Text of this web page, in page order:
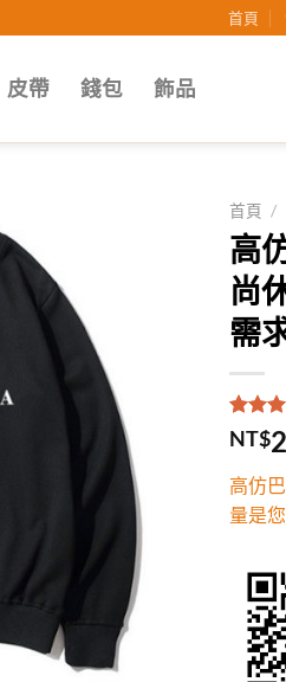
首頁
皮帶 錢包 飾品
首頁 /
高
尚
需
評分
5，
1
分
NT$
高仿
量是